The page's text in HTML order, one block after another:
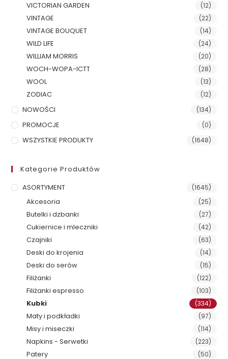
VICTORIAN GARDEN (12)
VINTAGE (22)
VINTAGE BOUQUET (14)
WILD LIFE (24)
WILLIAM MORRIS (20)
WOCH-WOPA-ICTT (28)
WOOL (13)
ZODIAC (12)
NOWOŚCI (134)
PROMOCJE (0)
WSZYSTKIE PRODUKTY (1648)
Kategorie Produktów
ASORTYMENT
(1645)
Akcesoria (25)
Butelki i dzbanki (27)
Cukiernice i mleczniki (42)
Czajniki (63)
Deski do krojenia (14)
Deski do serów (15)
Filiżanki (122)
Filiżanki espresso (103)
Kubki (334)
Maty i podkładki (97)
Misy i miseczki (114)
Napkins - Serwetki (223)
Patery (50)